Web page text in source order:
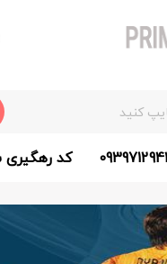
کد